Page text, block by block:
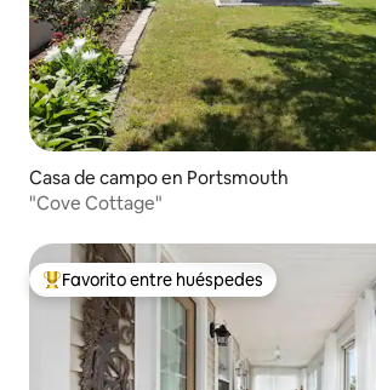
Casa de campo en Portsmouth
"Cove Cottage"
Favorito entre huéspedes preferido
Favorito entre huéspedes